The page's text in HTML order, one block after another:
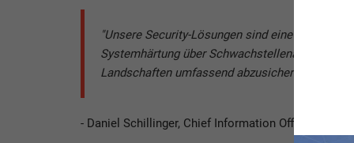
"Unsere Security-Lösungen sind eine
Systemhärtung über Schwachstellenanalysen
Landschaften umfassend abzusichern."
- Daniel Schillinger, Chief Information Officer